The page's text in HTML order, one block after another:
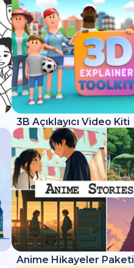
3B Açıklayıcı Video Kiti
Anime Hikayeler Paketi